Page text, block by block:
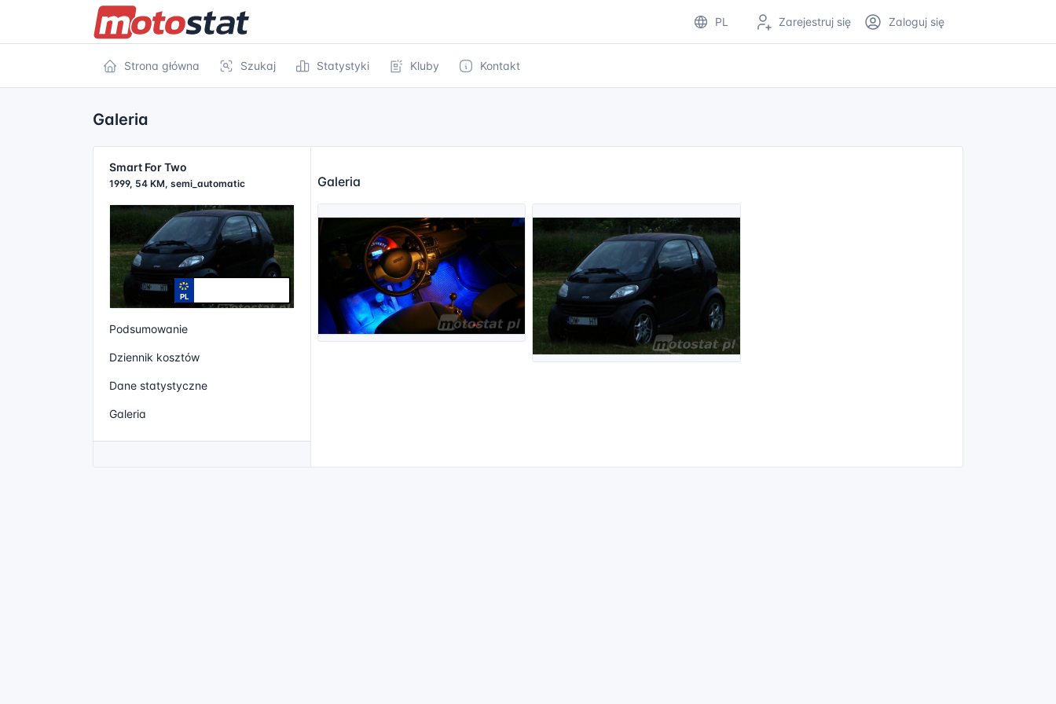
PL Zarejestruj się Zaloguj się
Strona główna Szukaj Statystyki Kluby Kontakt
Galeria
Smart For Two
1999, 54 KM, semi_automatic
PL
Podsumowanie
Dziennik kosztów
Dane statystyczne
Galeria
Galeria